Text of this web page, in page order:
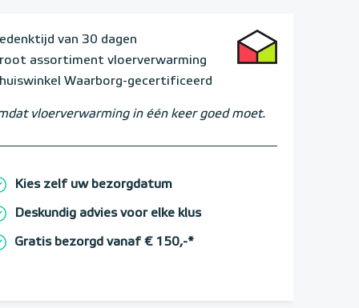
van 30 dagen
assortiment vloerverwarming
Waarborg-gecertificeerd
vloerverwarming in één keer goed moet.
Kies zelf uw bezorgdatum
Deskundig advies voor elke klus
Gratis bezorgd vanaf € 150,-*